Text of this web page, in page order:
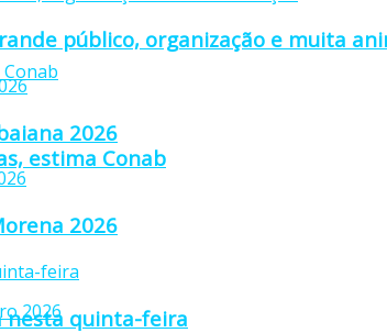
estima Conab
público, organização e muita
2026
2026
nesta quinta-feira